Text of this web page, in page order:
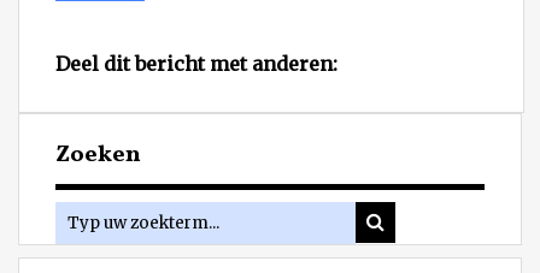
Deel dit bericht met anderen:
Zoeken